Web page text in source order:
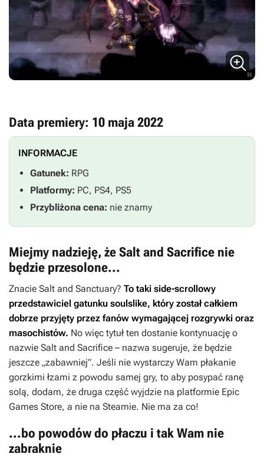
Data premiery: 10 maja 2022
INFORMACJE
Gatunek: RPG
Platformy: PC, PS4, PS5
Przybliżona cena: nie znamy
Miejmy nadzieję, że Salt and Sacrifice nie
będzie przesolone...
Znacie Salt and Sanctuary? To taki side-scrollowy
przedstawiciel gatunku soulslike, który został całkiem
dobrze przyjęty przez fanów wymagającej rozgrywki oraz
masochistów. No więc tytuł ten dostanie kontynuację o
nazwie Salt and Sacrifice – nazwa sugeruje, że będzie
jeszcze „zabawniej”. Jeśli nie wystarczy Wam płakanie
gorzkimi łzami z powodu samej gry, to aby posypać ranę
solą, dodam, że druga część wyjdzie na platformie Epic
Games Store, a nie na Steamie. Nie ma za co!
...bo powodów do płaczu i tak Wam nie
zabraknie